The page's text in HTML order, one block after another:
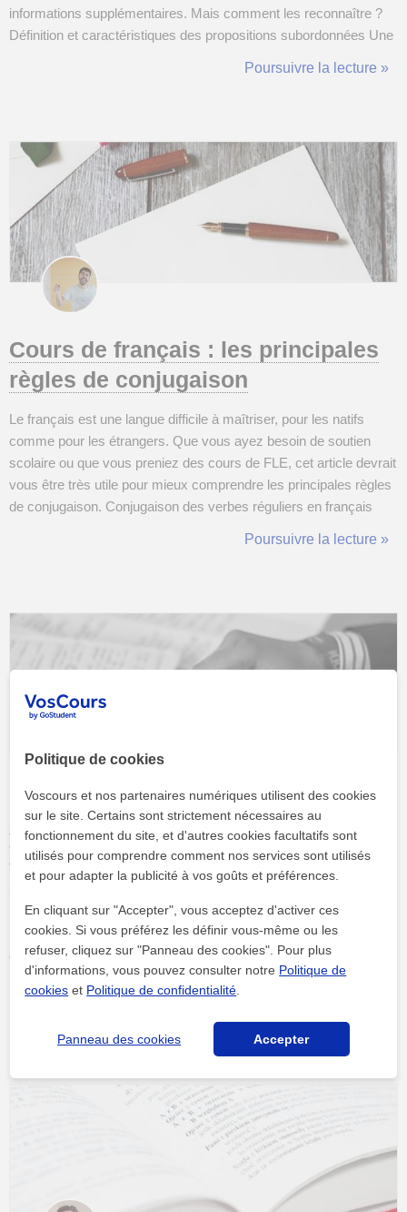
informations supplémentaires. Mais comment les reconnaître ?
Définition et caractéristiques des propositions subordonnées Une
Poursuivre la lecture »
Cours de français : les principales
règles de conjugaison
Le français est une langue difficile à maîtriser, pour les natifs
comme pour les étrangers. Que vous ayez besoin de soutien
scolaire ou que vous preniez des cours de FLE, cet article devrait
vous être très utile pour mieux comprendre les principales règles
de conjugaison. Conjugaison des verbes réguliers en français
Poursuivre la lecture »
Arthur Rimbaud, « Le dormeur du
val » : explication linéaire
parcours émancipations créatrices, tu dois étudier les Cahiers de
Douai d’Arthur Rimbaud ; le poème « Le dormeur du val » fait
donc partie de la liste des textes qui peuvent tomber à l’oral du
bac de français. Alors, je t’en propose une analyse linéaire, avec
quelques conseils de méthodologie. Il y a toujours plusieurs
problématiques possibles pour un même texte : po...
Politique de cookies
Voscours et nos partenaires numériques utilisent des cookies
sur le site. Certains sont strictement nécessaires au
fonctionnement du site, et d'autres cookies facultatifs sont
utilisés pour comprendre comment nos services sont utilisés
et pour adapter la publicité à vos goûts et préférences.
En cliquant sur "Accepter", vous acceptez d'activer ces
cookies. Si vous préférez les définir vous-même ou les
refuser, cliquez sur "Panneau des cookies". Pour plus
d'informations, vous pouvez consulter notre Politique de
cookies et Politique de confidentialité
Panneau des cookies Accepter